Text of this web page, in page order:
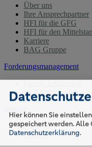
Über uns
Ihre Ansprechpartner
HFI für die GFG
HFI für den
Karriere
BAG Gruppe
Forderungsmanagement
Ihr Erfolgsmodell
FAQ
Glossar
Hier können Sie
gespeichert werden. Alle
Datenschutzerklärung.